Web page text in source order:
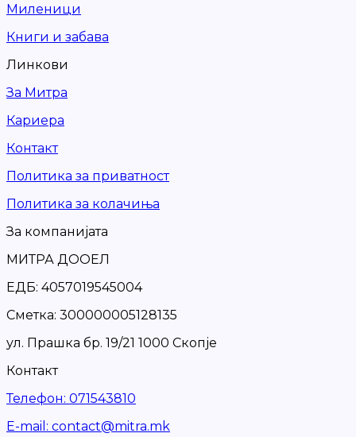
Миленици
Книги и забава
Линкови
За Митра
Кариера
Контакт
Политика за приватност
Политика за колачиња
За компанијата
МИТРА ДООЕЛ
ЕДБ: 4057019545004
Сметка: 300000005128135
ул. Прашка бр. 19/21 1000 Скопје
Контакт
Телефон: 071543810
Е-mail : contact@mitra.mk